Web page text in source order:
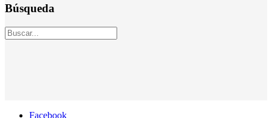
Búsqueda
Facebook